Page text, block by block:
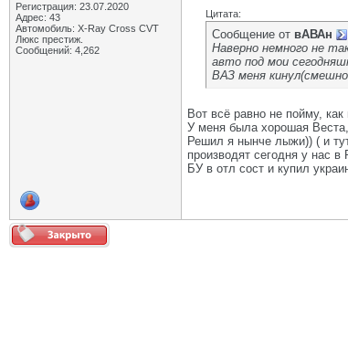
Регистрация: 23.07.2020
Адрес: 43
Автомобиль: X-Ray Cross CVT
Люкс престиж.
Сообщений: 4,262
Цитата:
Сообщение от вАВАн
Наверно немного не
авто под мои
ВАЗ меня
Вот всё равно не пойму,
У меня была хорошая
Решил я нынче лыжи)) ( и
производят сегодня у нас
БУ в отл сост и купил